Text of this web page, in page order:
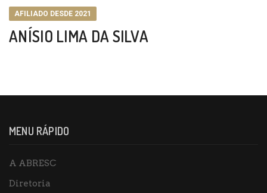
AFILIADO DESDE 2021
ANÍSIO LIMA DA SILVA
MENU RÁPIDO
A ABRESC
Diretoria